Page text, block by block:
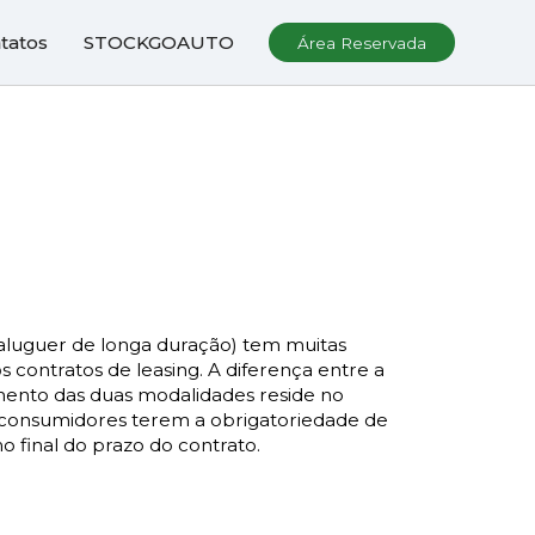
STOCKGOAUTO Área Reservada
de longa duração) tem muitas
contratos de leasing. A diferença entre a
das duas modalidades reside no
terem a obrigatoriedade de
final do prazo do contrato.